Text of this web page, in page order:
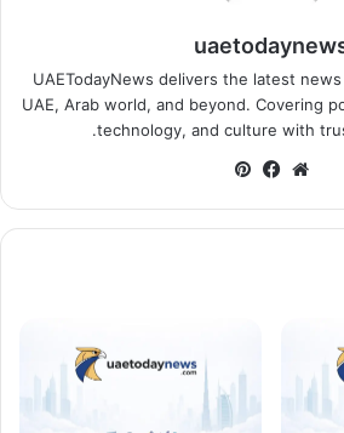
UAETodayNews delivers the latest
UAE, Arab world, and beyond. Covering
technology, and culture with
موقعفيسبوك